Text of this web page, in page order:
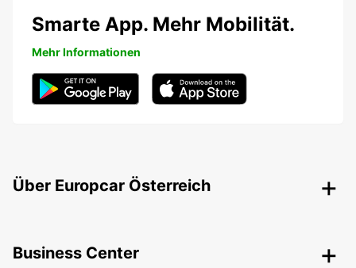
Smarte App. Mehr Mobilität.
Mehr Informationen
Über Europcar Österreich
Business Center